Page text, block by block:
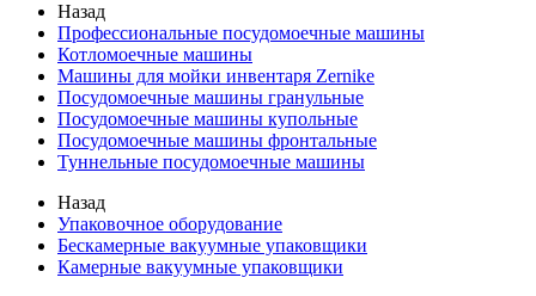
Назад
Профессиональные посудомоечные машины
Котломоечные машины
Машины для мойки инвентаря Zernike
Посудомоечные машины гранульные
Посудомоечные машины купольные
Посудомоечные машины фронтальные
Туннельные посудомоечные машины
Назад
Упаковочное оборудование
Бескамерные вакуумные упаковщики
Камерные вакуумные упаковщики